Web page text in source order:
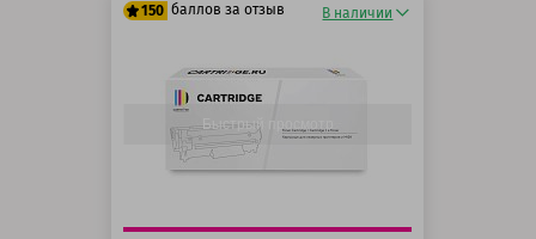
150 баллов за отзыв
125 баллов
150 баллов
В наличии
Быстрый просмотр